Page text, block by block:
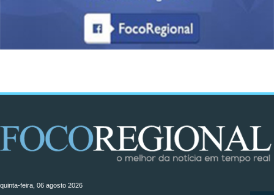
quinta-feira, 06 agosto 2026